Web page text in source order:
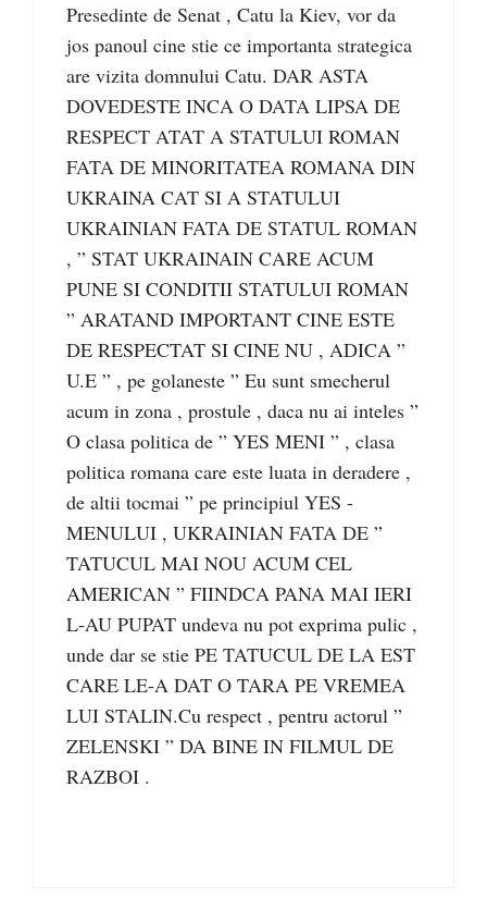
Presedinte de Senat , Catu la Kiev, vor da
jos panoul cine stie ce importanta strategica
are vizita domnului Catu. DAR ASTA
DOVEDESTE INCA O DATA LIPSA DE
RESPECT ATAT A STATULUI ROMAN
FATA DE MINORITATEA ROMANA DIN
UKRAINA CAT SI A STATULUI
UKRAINIAN FATA DE STATUL ROMAN
, ” STAT UKRAINAIN CARE ACUM
PUNE SI CONDITII STATULUI ROMAN
” ARATAND IMPORTANT CINE ESTE
DE RESPECTAT SI CINE NU , ADICA ”
U.E ” , pe golaneste ” Eu sunt smecherul
acum in zona , prostule , daca nu ai inteles ”
O clasa politica de ” YES MENI ” , clasa
politica romana care este luata in deradere ,
de altii tocmai ” pe principiul YES -
MENULUI , UKRAINIAN FATA DE ”
TATUCUL MAI NOU ACUM CEL
AMERICAN ” FIINDCA PANA MAI IERI
L-AU PUPAT undeva nu pot exprima pulic ,
unde dar se stie PE TATUCUL DE LA EST
CARE LE-A DAT O TARA PE VREMEA
LUI STALIN.Cu respect , pentru actorul ”
ZELENSKI ” DA BINE IN FILMUL DE
RAZBOI .